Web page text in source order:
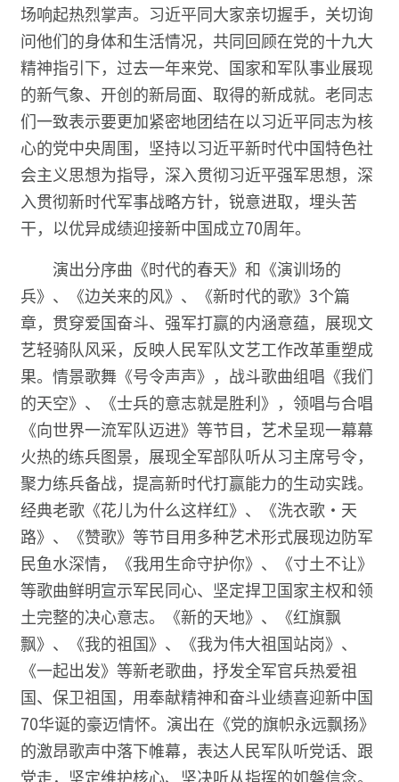
场响起热烈掌声。习近平同大家亲切握手，关切询
问他们的身体和生活情况，共同回顾在党的十九大
精神指引下，过去一年来党、国家和军队事业展现
的新气象、开创的新局面、取得的新成就。老同志
们一致表示要更加紧密地团结在以习近平同志为核
心的党中央周围，坚持以习近平新时代中国特色社
会主义思想为指导，深入贯彻习近平强军思想，深
入贯彻新时代军事战略方针，锐意进取，埋头苦
干，以优异成绩迎接新中国成立70周年。
演出分序曲《时代的春天》和《演训场的
兵》、《边关来的风》、《新时代的歌》3个篇
章，贯穿爱国奋斗、强军打赢的内涵意蕴，展现文
艺轻骑队风采，反映人民军队文艺工作改革重塑成
果。情景歌舞《号令声声》，战斗歌曲组唱《我们
的天空》、《士兵的意志就是胜利》，领唱与合唱
《向世界一流军队迈进》等节目，艺术呈现一幕幕
火热的练兵图景，展现全军部队听从习主席号令，
聚力练兵备战，提高新时代打赢能力的生动实践。
经典老歌《花儿为什么这样红》、《洗衣歌·天
路》、《赞歌》等节目用多种艺术形式展现边防军
民鱼水深情，《我用生命守护你》、《寸土不让》
等歌曲鲜明宣示军民同心、坚定捍卫国家主权和领
土完整的决心意志。《新的天地》、《红旗飘
飘》、《我的祖国》、《我为伟大祖国站岗》、
《一起出发》等新老歌曲，抒发全军官兵热爱祖
国、保卫祖国，用奉献精神和奋斗业绩喜迎新中国
70华诞的豪迈情怀。演出在《党的旗帜永远飘扬》
的激昂歌声中落下帷幕，表达人民军队听党话、跟
党走，坚定维护核心、坚决听从指挥的如磐信念。